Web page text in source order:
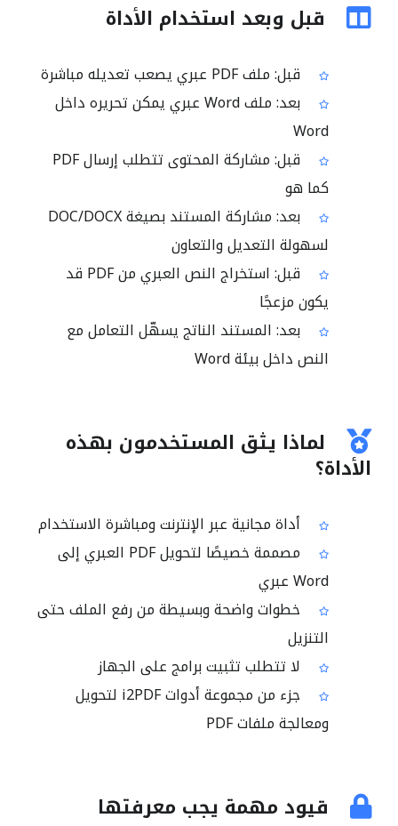
قبل وبعد استخدام الأداة
قبل: ملف PDF عبري يصعب تعديله مباشرة
بعد: ملف Word عبري يمكن تحريره داخل
Word
قبل: مشاركة المحتوى تتطلب إرسال PDF
كما هو
بعد: مشاركة المستند بصيغة DOC/DOCX
لسهولة التعديل والتعاون
قبل: استخراج النص العبري من PDF قد
يكون مزعجًا
بعد: المستند الناتج يسهّل التعامل مع
النص داخل بيئة Word
لماذا يثق المستخدمون بهذه
الأداة؟
أداة مجانية عبر الإنترنت ومباشرة الاستخدام
مصممة خصيصًا لتحويل PDF العبري إلى
Word عبري
خطوات واضحة وبسيطة من رفع الملف حتى
التنزيل
لا تتطلب تثبيت برامج على الجهاز
جزء من مجموعة أدوات i2PDF لتحويل
ومعالجة ملفات PDF
قيود مهمة يجب معرفتها